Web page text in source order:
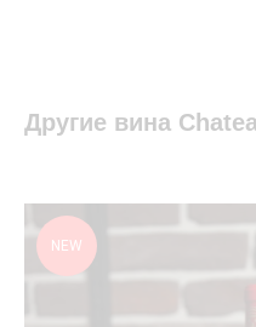
Другие вина
NEW